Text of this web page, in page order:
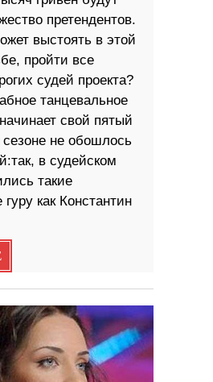
претендентов.
выстоять в этой
пройти все
судей проекта?
танцевальное
свой пятый
не обошлось
в судейском
такие
как Константин